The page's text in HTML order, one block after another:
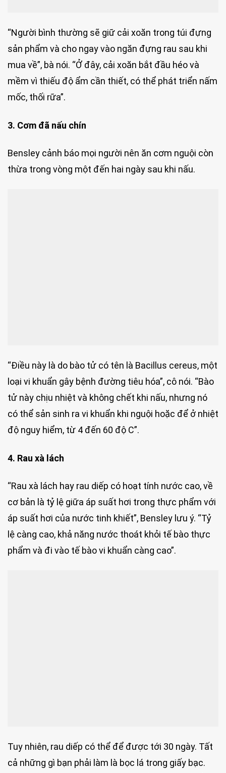
“Người bình thường sẽ giữ cải xoăn trong túi đựng
sản phẩm và cho ngay vào ngăn đựng rau sau khi
mua về”, bà nói. “Ở đây, cải xoăn bắt đầu héo và
mềm vì thiếu độ ẩm cần thiết, có thể phát triển nấm
mốc, thối rữa”.
3. Cơm đã nấu chín
Bensley cảnh báo mọi người nên ăn cơm nguội còn
thừa trong vòng một đến hai ngày sau khi nấu.
“Điều này là do bào tử có tên là Bacillus cereus, một
loại vi khuẩn gây bệnh đường tiêu hóa”, cô nói. “Bào
tử này chịu nhiệt và không chết khi nấu, nhưng nó
có thể sản sinh ra vi khuẩn khi nguội hoặc để ở nhiệt
độ nguy hiểm, từ 4 đến 60 độ C”.
4. Rau xà lách
“Rau xà lách hay rau diếp có hoạt tính nước cao, về
cơ bản là tỷ lệ giữa áp suất hơi trong thực phẩm với
áp suất hơi của nước tinh khiết”, Bensley lưu ý. “Tỷ
lệ càng cao, khả năng nước thoát khỏi tế bào thực
phẩm và đi vào tế bào vi khuẩn càng cao”.
Tuy nhiên, rau diếp có thể để được tới 30 ngày. Tất
cả những gì bạn phải làm là bọc lá trong giấy bạc.